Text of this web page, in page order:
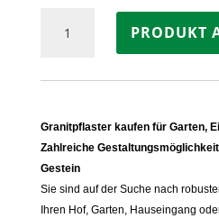
Pflastersteine
GRANIT
gespalten
PRODUKT
Granitpflaster kaufen für Garten,
Zahlreiche
Gestein
Sie sind auf der Suche nach
Ihren Hof, Garten, Hauseingang